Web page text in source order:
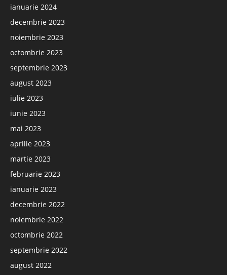
ianuarie 2024
decembrie 2023
noiembrie 2023
octombrie 2023
septembrie 2023
august 2023
iulie 2023
iunie 2023
mai 2023
aprilie 2023
martie 2023
februarie 2023
ianuarie 2023
decembrie 2022
noiembrie 2022
octombrie 2022
septembrie 2022
august 2022